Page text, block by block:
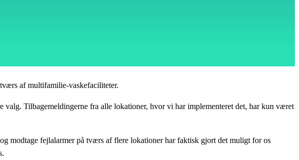
af multifamilie-vaskefaciliteter.
Tilbagemeldingerne fra alle lokationer, hvor vi har implementeret det, har kun været
modtage fejlalarmer på tværs af flere lokationer har faktisk gjort det muligt for os